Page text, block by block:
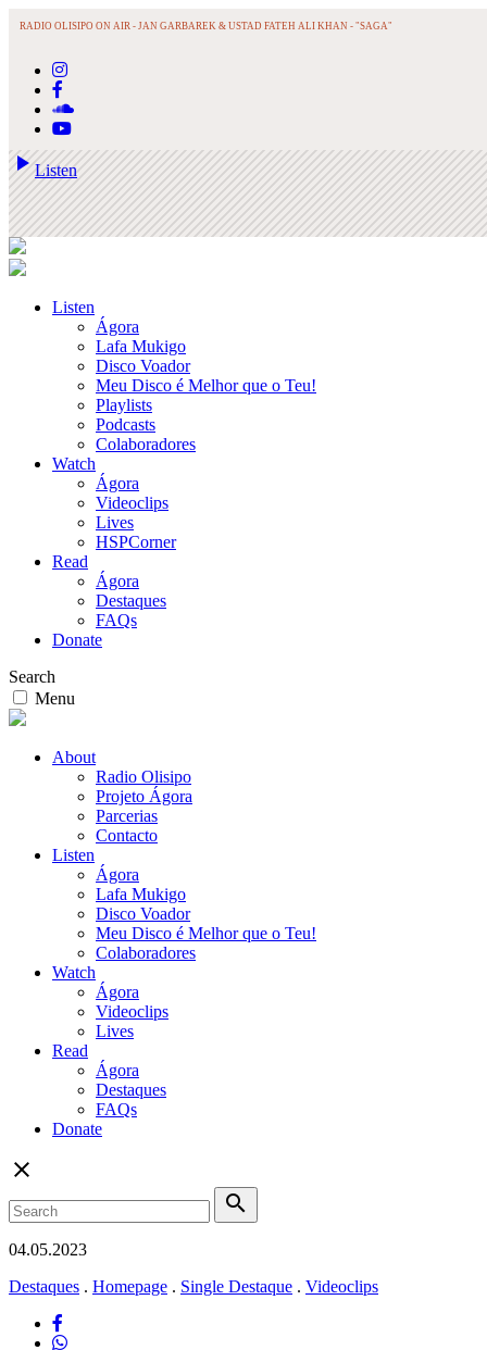
play_arrowListen
RADIO OLISIPO ON AIR - JAN GARBAREK & USTAD FATEH ALI KHAN - "SAGA"
Listen
Ágora
Lafa Mukigo
Disco Voador
Meu Disco é Melhor que o Teu!
Playlists
Podcasts
Colaboradores
Watch
Ágora
Videoclips
Lives
HSPCorner
Read
Ágora
Destaques
FAQs
Donate
Search
Menu
About
Radio Olisipo
Projeto Ágora
Parcerias
Contacto
Listen
Ágora
Lafa Mukigo
Disco Voador
Meu Disco é Melhor que o Teu!
Colaboradores
Watch
Ágora
Videoclips
Lives
Read
Ágora
Destaques
FAQs
Donate
close
search
04.05.2023
Destaques . Homepage . Single Destaque . Videoclips